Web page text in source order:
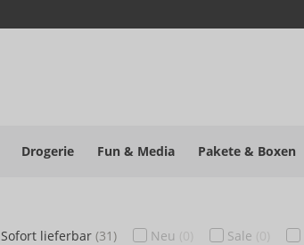
Drogerie Fun & Media Pakete & Boxen
Sofort lieferbar (31) Neu (0) Sale (0)